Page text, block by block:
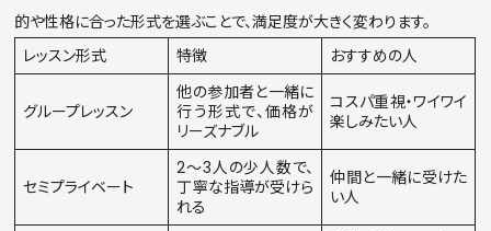
的や性格に合った形式を選ぶことで、満足度が大きく変わります。
レッスン形式
特徴 おすすめの人
グループレッスン
他の参加者と一緒に
行う形式で、価格が
リーズナブル
コスパ重視・ワイワイ
楽しみたい人
セミプライベート
2〜3人の少人数で、
丁寧な指導が受けら
れる
仲間と一緒に受けた
い人